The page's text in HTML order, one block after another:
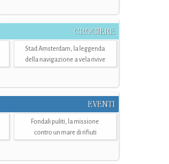
CROCIERE
Stad Amsterdam, la leggenda
della navigazione a vela rivive
EVENTI
Fondali puliti, la missione
contro un mare di rifiuti